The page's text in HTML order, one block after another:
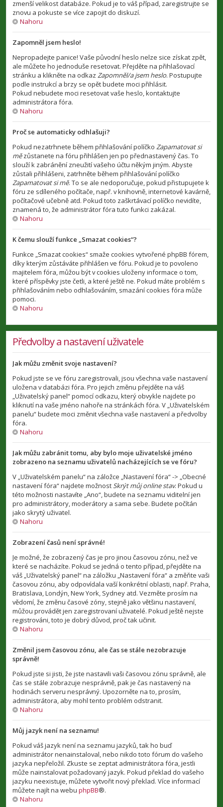
zmenší velikost databáze. Pokud je to váš případ, zaregistrujte se
znovu a pokuste se více zapojit do diskuzí.
Nahoru
Zapomněl jsem heslo!
Nepropadejte panice! Vaše původní heslo nelze sice získat zpět,
ale můžete ho jednoduše resetovat. Přejděte na přihlašovací
stránku a klikněte na odkaz Zapomněl/a jsem heslo. Postupujte
podle instrukcí a brzy se opět budete moci přihlásit.
Pokud nebudete moci resetovat vaše heslo, kontaktujte
administrátora fóra.
Nahoru
Proč se automaticky odhlašuji?
Pokud nezatrhnete během přihlašování políčko Zapamatovat si
mězůstanete na fóru přihlášen jen po přednastavený čas. To
slouží k zabránění zneužití vašeho účtu někým jiným. Abyste
zůstali přihlášeni, zatrhněte během přihlašování políčko
Zapamatovat si mě. To se ale nedoporučuje, pokud přistupujete k
fóru ze sdíleného počítače, např. v knihovně, internetové kavárně,
počítačové učebně atd. Pokud toto zaškrtávací políčko nevidíte,
znamená to, že administrátor fóra tuto funkci zakázal.
Nahoru
K čemu slouží funkce „Smazat cookies“?
Funkce „Smazat cookies“ smaže cookies vytvořené phpBB fórem,
díky kterým zůstáváte přihlášen ve fóru. Pokud je to povoleno
majitelem fóra, můžou být v cookies uloženy informace o tom,
které příspěvky jste četli, a které ještě ne. Pokud máte problém s
přihlašováním nebo odhlašováním, smazání cookies fóra může
pomoci.
Nahoru
Předvolby a nastavení uživatele
Jak můžu změnit svoje nastavení?
Pokud jste se ve fóru zaregistrovali, jsou všechna vaše nastavení
uložena v databázi fóra. Pro jejich změnu přejděte na váš
„Uživatelský panel“ pomocí odkazu, který obvykle najdete po
kliknutí na vaše jméno nahoře na stránkách fóra. V „Uživatelském
panelu“ budete moci změnit všechna vaše nastavení a předvolby
fóra.
Nahoru
Jak můžu zabránit tomu, aby bylo moje uživatelské jméno
zobrazeno na seznamu uživatelů nacházejících se ve fóru?
V „Uživatelském panelu“ na záložce „Nastavení fóra“ -> „Obecné
nastavení fóra“ najdete možnostSkrýt můj online stav. Pokud u
této možnosti nastavíte „Ano“, budete na seznamu viditelní jen
pro administrátory, moderátory a sama sebe. Budete počítán
jako skrytý uživatel.
Nahoru
Zobrazení časů není správné!
Je možné, že zobrazený čas je pro jinou časovou zónu, než ve
které se nacházíte. Pokud se jedná o tento případ, přejděte na
váš „Uživatelský panel“ na záložku „Nastavení fóra“ a změňte vaši
časovou zónu, aby odpovídala vaší konkrétní oblasti, např. Praha,
Bratislava, Londýn, New York, Sydney atd. Vezměte prosím na
vědomí, že změnu časové zóny, stejně jako většinu nastavení,
můžou provádět jen zaregistrovaní uživatelé. Pokud ještě nejste
registrováni, toto je dobrý důvod, proč tak učinit.
Nahoru
Změnil jsem časovou zónu, ale čas se stále nezobrazuje
správně!
Pokud jste si jisti, že jste nastavili vaši časovou zónu správně, ale
čas se stále zobrazuje nesprávně, pak je čas nastavený na
hodinách serveru nesprávný. Upozorněte na to, prosím,
administrátora, aby mohl tento problém odstranit.
Nahoru
Můj jazyk není na seznamu!
Pokud váš jazyk není na seznamu jazyků, tak ho buď
administrátor nenainstaloval, nebo nikdo toto fórum do vašeho
jazyka nepřeložil. Zkuste se zeptat administrátora fóra, jestli
může nainstalovat požadovaný jazyk. Pokud překlad do vašeho
jazyku neexistuje, můžete vytvořit nový překlad. Více informací
můžete najít na webu phpBB®.
Nahoru